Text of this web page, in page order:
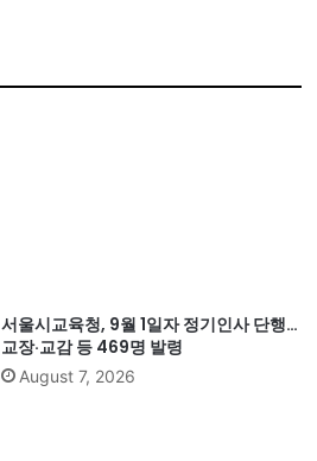
서울시교육청, 9월 1일자 정기인사 단행…
교장·교감 등 469명 발령
August 7, 2026